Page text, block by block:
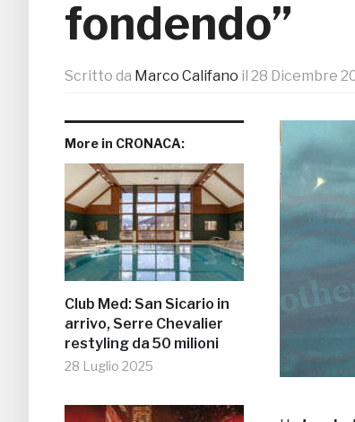
fondendo”
Scritto da Marco Califano il 28 Dicembre
More in CRONACA:
Club Med: San Sicario in
arrivo, Serre Chevalier
restyling da 50 milioni
28 Luglio 2025